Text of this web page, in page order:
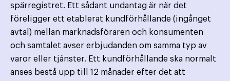
spärregistret. Ett sådant undantag är när det
föreligger ett etablerat kundförhållande (ingånget
avtal) mellan marknads­föraren och konsumenten
och samtalet avser erbjudanden om samma typ av
varor eller tjänster. Ett kund­förhållande ska normalt
anses bestå upp till 12 månader efter det att